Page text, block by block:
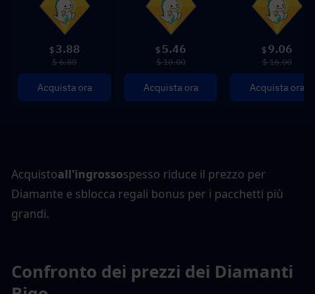
$ 3.88
$ 6.80
Acquista ora
$ 5.46
$ 10.00
Acquista ora
$ 9.06
$ 16.00
Acquista ora
Acquistoall'ingrossospesso riduce il prezzo per
Diamante e sblocca regali bonus per i pacchetti più
grandi.
Confronto dei prezzi dei Diamanti